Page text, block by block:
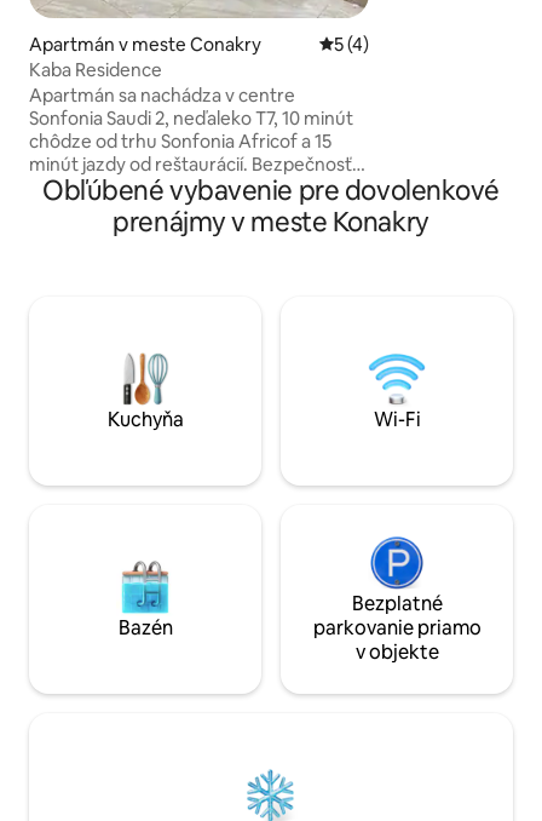
Apartmán v meste Conakry Priemerné ohodnotenie 5
5 (4)
Kaba Residence
Apartmán sa nachádza v centre
Sonfonia Saudi 2, neďaleko T7, 10 minút
chôdze od trhu Sonfonia Africof a 15
minút jazdy od reštaurácií. Bezpečnosť
je zaručená 24 hodín denne, 7 dní v
týždni. Upratovačka je k dispozícii
dvakrát týždenne. K dispozícii je práčka,
poschodí. Elektrina sa platí podľa
spotreby. Pri vašom príchode vám na
účet dobijem 50 000 GNF a zvyšok bude
vašou zodpovednosťou doplniť počas
Obľúbené vybavenie pre dovolenkové
prenájmy v meste Konakry
Kuchyňa Wi-Fi
Bazén
Bezplatné
parkovanie priamo
v objekte